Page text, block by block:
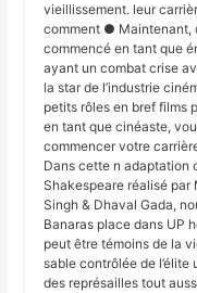
vieillissement. leur
comment ● Maintenant,
commencé en tant que
ayant un combat crise
la star de l’industrie
petits rôles en bref films
en tant que cinéaste,
commencer votre
Dans cette n adaptation
Shakespeare réalisé
Singh & Dhaval Gada,
Banaras place dans UP
peut être témoins de la
sable contrôlée de l’élite
des représailles tout